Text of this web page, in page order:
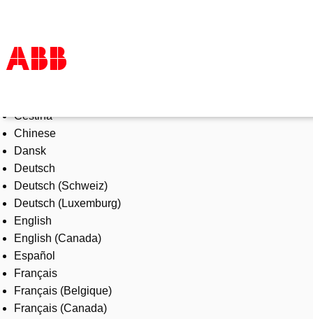
Products & Solutions
Industries
Services
About us
Where to buy
Contact us
Careers
Čeština
Chinese
Dansk
Deutsch
Deutsch (Schweiz)
Deutsch (Luxemburg)
English
English (Canada)
Español
Français
Français (Belgique)
Français (Canada)